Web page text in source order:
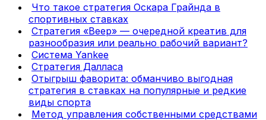
Что такое стратегия Оскара Грайнда в
спортивных ставках
Стратегия «Веер» — очередной креатив для
разнообразия или реально рабочий вариант?
Система Yankee
Стратегия Далласа
Отыгрыш фаворита: обманчиво выгодная
стратегия в ставках на популярные и редкие
виды спорта
Метод управления собственными средствами